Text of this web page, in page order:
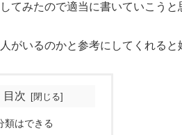
てみたので適当に書いていこうと
がいるのかと参考にしてくれると
目次
類はできる